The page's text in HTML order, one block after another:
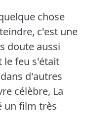
chose
c'est une
doute aussi
le feu s'était
d'autres
célèbre, La
un film très